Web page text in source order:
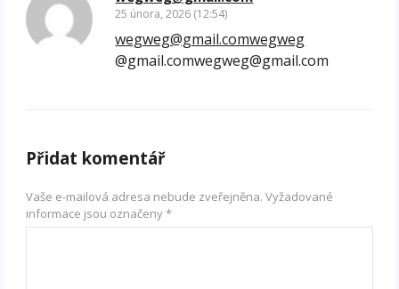
25 února, 2026 (12:54)
wegweg@gmail.comwegweg
@gmail.comwegweg@gmail.com
Přidat komentář
Vaše e-mailová adresa nebude zveřejněna. Vyžadované
informace jsou označeny*